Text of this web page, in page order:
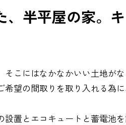
、半平屋の家。
こにはなかなかいい土地が
望の間取りを取り入れる為
置とエコキュートと蓄電池